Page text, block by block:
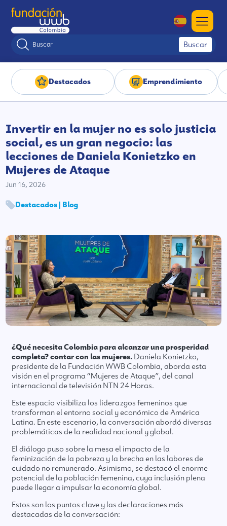
Buscar
Destacados Emprendimiento
Invertir en la mujer no es solo justicia
social, es un gran negocio: las
lecciones de Daniela Konietzko en
Mujeres de Ataque
Jun 16, 2026
Destacados | Blog
¿Qué necesita Colombia para alcanzar una prosperidad
completa? contar con las mujeres. Daniela Konietzko,
presidente de la Fundación WWB Colombia, aborda esta
visión en el programa “Mujeres de Ataque”, del canal
internacional de televisión NTN 24 Horas.
Este espacio visibiliza los liderazgos femeninos que
transforman el entorno social y económico de América
Latina. En este escenario, la conversación abordó diversas
problemáticas de la realidad nacional y global.
El diálogo puso sobre la mesa el impacto de la
feminización de la pobreza y la brecha en las labores de
cuidado no remunerado. Asimismo, se destacó el enorme
potencial de la población femenina, cuya inclusión plena
puede llegar a impulsar la economía global.
Estos son los puntos clave y las declaraciones más
destacadas de la conversación: